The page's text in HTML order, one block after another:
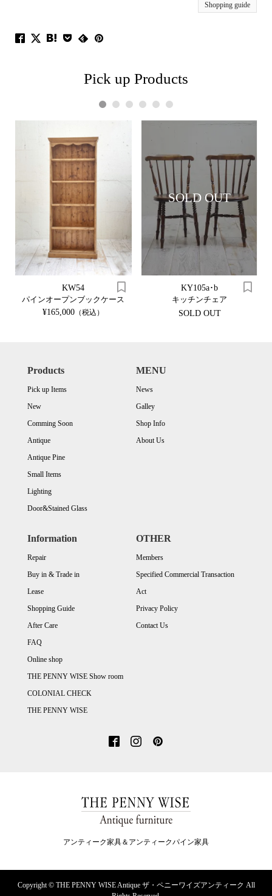
Shopping guide
Pick up Products
KW54
パインオープンブックケース
¥165,000 （税込）
SOLD OUT
KY105a･b
キッチンチェア
SOLD OUT
1 2 3 4 5 6
Products
Pick up Items
New
Comming Soon
Antique
Antique Pine
Small Items
Lighting
Door&Stained Glass
MENU
News
Galley
Shop Info
About Us
Information
Repair
Buy in & Trade in
Lease
Shopping Guide
After Care
FAQ
Online shop
THE PENNY WISE Show room
COLONIAL CHECK
THE PENNY WISE
OTHER
Members
Specified Commercial Transaction
Act
Privacy Policy
Contact Us
アンティーク家具＆アンティークパイン家具
Copyright ©THE PENNY WISE Antique ザ・ペニーワイズアンティーク All